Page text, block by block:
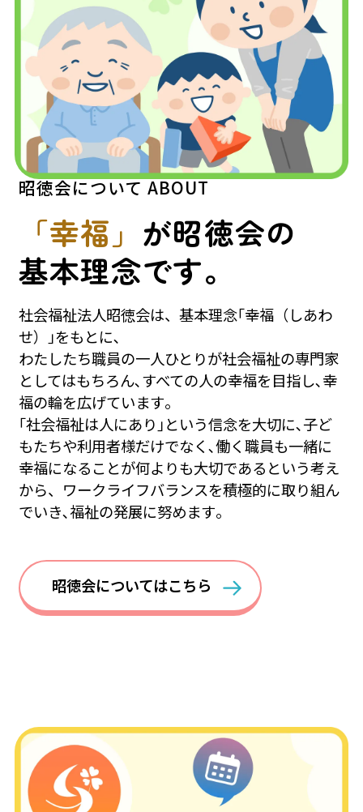
昭徳会についてABOUT
「幸福」 が昭徳会の
基本理念です。
社会福祉法人昭徳会は、基本理念｢幸福（しあわ
せ）｣をもとに､
わたしたち職員の一人ひとりが社会福祉の専門家
としてはもちろん､すべての人の幸福を目指し､幸
福の輪を広げています｡
｢社会福祉は人にあり｣という信念を大切に､子ど
もたちや利用者様だけでなく､働く職員も一緒に
幸福になることが何よりも大切であるという考え
から、ワークライフバランスを積極的に取り組ん
でいき､福祉の発展に努めます｡
昭徳会についてはこちら